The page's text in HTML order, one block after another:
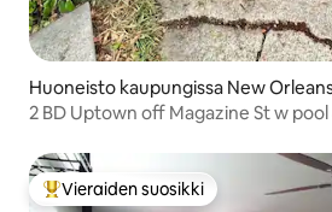
Huoneisto kaupungissa New
2 BD Uptown off Magazine St w
Vieraiden suosikkien parhaimmistoa
Vieraiden suosikki